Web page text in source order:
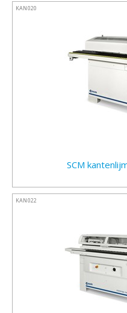
SCM
KAN020
KAN022